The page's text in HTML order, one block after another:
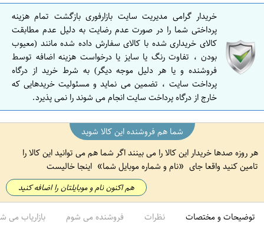
ت
ه
ر
ا
ن
خریدار گرامی مدیریت سایت بازارفوری بازگشت تمام هزینه
پرداختی شما را در صورت عدم رضایت به دلیل عدم مطابقت
کالای خریداری شده با کالای سفارش داده شده مانند (معیوب
بودن ، تفاوت رنگ یا سایز یا درخواست هزینه اضافه توسط
فروشنده و یا هر دلیل موجه دیگر) به شرط خرید از درگاه
پرداخت سایت ، تضمین می نماید و مسئولیت خریدهایی که
خارج از درگاه پرداخت سایت انجام می شوند را نمی پذیرد.
شما هم فروشنده این کالا شوید
هر روزه صدها خریدار این کالا را می بینند اگر شما هم می توانید این کالا را
تامین کنید واقعا جای
نام و شماره موبایل شما اینجا خالیست
هم اکنون نام و موبایلتان را اضافه کنید
توضیحات و مختصات نظرات فروشنده می شوم بازاریاب می